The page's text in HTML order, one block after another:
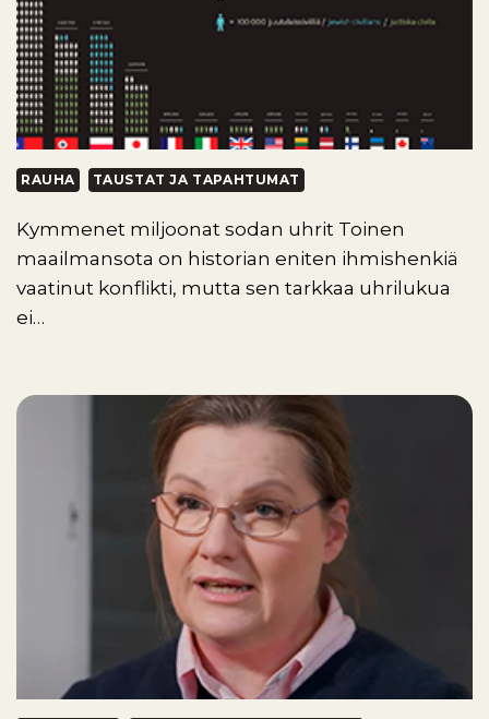
RAUHA TAUSTAT JA TAPAHTUMAT
Kymmenet miljoonat sodan uhrit Toinen
maailmansota on historian eniten ihmishenkiä
vaatinut konflikti, mutta sen tarkkaa uhrilukua
ei…